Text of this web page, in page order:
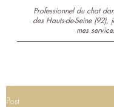
Professionnel du chat
des Hauts-de-Seine (92),
mes
Post